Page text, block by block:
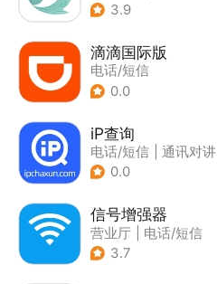
3.9
滴滴国际版
电话/短信
0.0
iP查询
电话/短信
通讯对讲
0.0
信号增强器
营业厅
电话/短信
3.7